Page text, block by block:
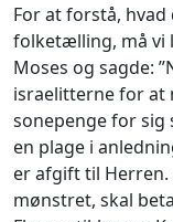
For at forstå,
folketælling, må vi
Moses og sagde:
israelitterne for at
sonepenge for sig
en plage i
er afgift til Herren.
mønstret, skal